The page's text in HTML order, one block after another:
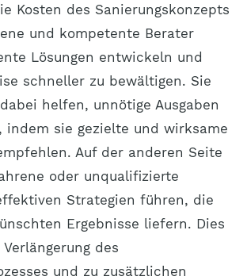
Kosten des Sanierungskonzepts
und kompetente Berater
Lösungen entwickeln und
schneller zu bewältigen. Sie
helfen, unnötige Ausgaben
indem sie gezielte und wirksame
Auf der anderen Seite
oder unqualifizierte
Strategien führen, die
Ergebnisse liefern. Dies
des
und zu zusätzlichen